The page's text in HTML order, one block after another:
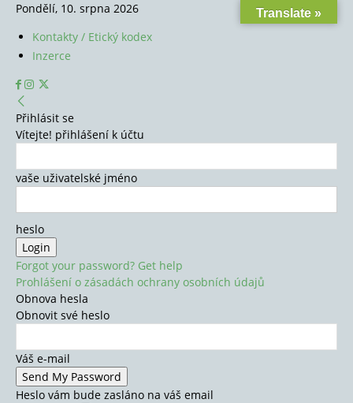
Pondělí, 10. srpna 2026
Kontakty / Etický kodex
Inzerce
Přihlásit se
Vítejte! přihlášení k účtu
vaše uživatelské jméno
heslo
Forgot your password? Get help
Prohlášení o zásadách ochrany osobních údajů
Obnova hesla
Obnovit své heslo
Váš e-mail
Heslo vám bude zasláno na váš email
Translate »